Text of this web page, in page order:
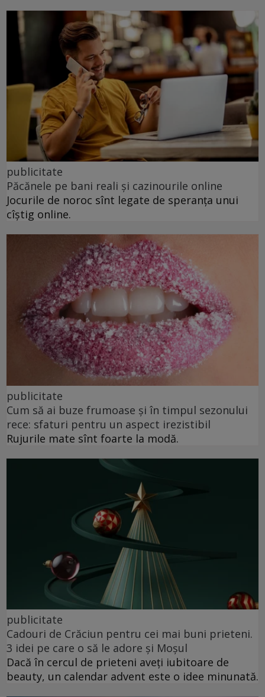
publicitate
Păcănele pe bani reali și cazinourile online
Jocurile de noroc sînt legate de speranța unui
cîștig online.
publicitate
Cum să ai buze frumoase şi în timpul sezonului
rece: sfaturi pentru un aspect irezistibil
Rujurile mate sînt foarte la modă.
publicitate
Cadouri de Crăciun pentru cei mai buni prieteni.
3 idei pe care o să le adore și Moșul
Dacă în cercul de prieteni aveți iubitoare de
beauty, un calendar advent este o idee minunată.